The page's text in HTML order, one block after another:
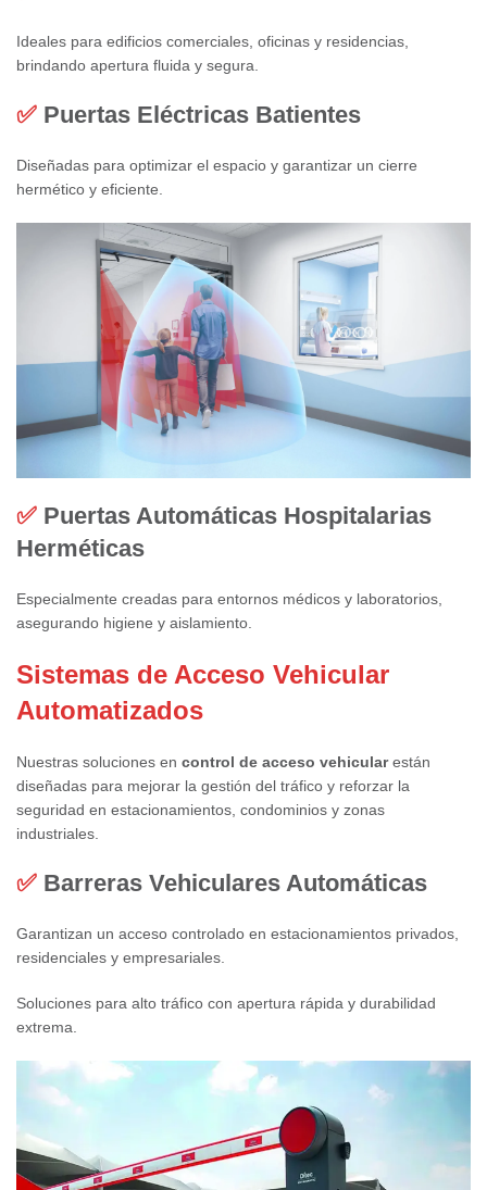
Ideales para edificios comerciales, oficinas y residencias,
brindando apertura fluida y segura.
✅ Puertas Eléctricas Batientes
Diseñadas para optimizar el espacio y garantizar un cierre
hermético y eficiente.
✅ Puertas Automáticas Hospitalarias
Herméticas
Especialmente creadas para entornos médicos y laboratorios,
asegurando higiene y aislamiento.
Sistemas de Acceso Vehicular
Automatizados
Nuestras soluciones en control de acceso vehicularestán
diseñadas para mejorar la gestión del tráfico y reforzar la
seguridad en estacionamientos, condominios y zonas
industriales.
✅ Barreras Vehiculares Automáticas
Garantizan un acceso controlado en estacionamientos privados,
residenciales y empresariales.
Soluciones para alto tráfico con apertura rápida y durabilidad
extrema.